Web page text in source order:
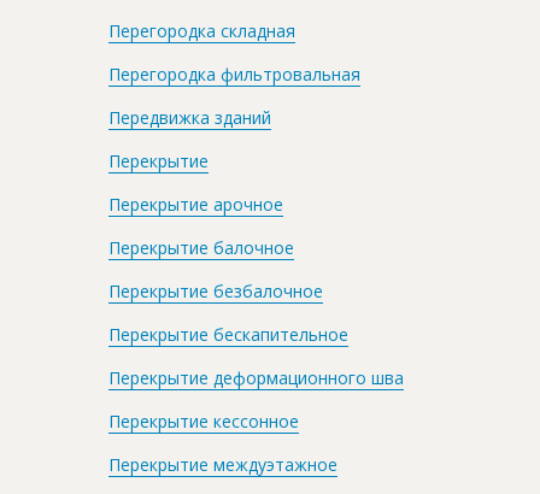
Перегородка складная
Перегородка фильтровальная
Передвижка зданий
Перекрытие
Перекрытие арочное
Перекрытие балочное
Перекрытие безбалочное
Перекрытие бескапительное
Перекрытие деформационного шва
Перекрытие кессонное
Перекрытие междуэтажное